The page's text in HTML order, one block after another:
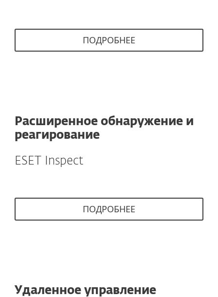
ПОДРОБНЕЕ
Расширенное обнаружение и
реагирование
ESET Inspect
ПОДРОБНЕЕ
Удаленное управление